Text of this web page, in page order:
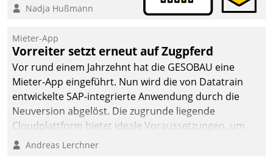
schnell, zuverlässig und
Die monatlichen
Mitteilungen zum
Heizungs- und
Wasserverbrauch gehen
automatisiert, vollständig
und auf Wunsch über
mehrere zuvor
Kommunikationswege bei
Nadja Hußmann
Mieter-App
Vorreiter setzt erneut auf Zugpferd
Vor rund einem Jahrzehnt hat die GESOBAU eine
Mieter-App eingeführt. Nun wird die von Datatrain
entwickelte SAP-integrierte Anwendung durch die
Neuversion abgelöst. Die zugrunde liegende
Cloudplattform bietet ideale Voraussetzungen, um
die Funktionalität der App zu erweitern und weitere
Andreas Lerchner